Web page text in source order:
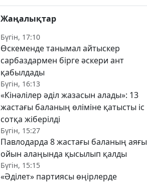
Жаңалықтар
Бүгін, 17:10
Өскеменде танымал айтыскер
сарбаздармен бірге әскери ант
қабылдады
Бүгін, 16:13
«Кінәлілер әділ жазасын алады»: 13
жастағы баланың өліміне қатысты іс
сотқа жіберілді
Бүгін, 15:27
Павлодарда 8 жастағы баланың аяғы
ойын алаңында қысылып қалды
Бүгін, 15:15
«Әділет» партиясы өңірлерде